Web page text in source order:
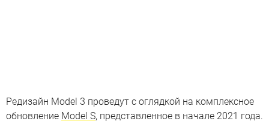
Редизайн Model 3 проведут с оглядкой на комплексное
обновление Model S, представленное в начале 2021 года.